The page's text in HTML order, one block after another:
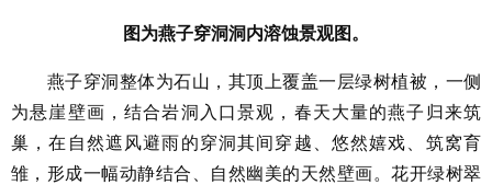
图为燕子穿洞洞内溶蚀景观图。
燕子穿洞整体为石山，其顶上覆盖一层绿树植被，一侧
为悬崖壁画，结合岩洞入口景观，春天大量的燕子归来筑
巢，在自然遮风避雨的穿洞其间穿越、悠然嬉戏、筑窝育
雏，形成一幅动静结合、自然幽美的天然壁画。花开绿树翠